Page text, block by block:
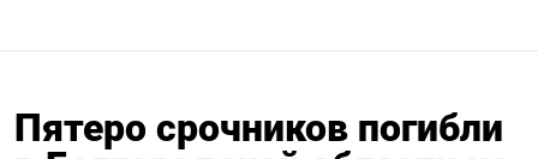
Пятеро срочников погибли